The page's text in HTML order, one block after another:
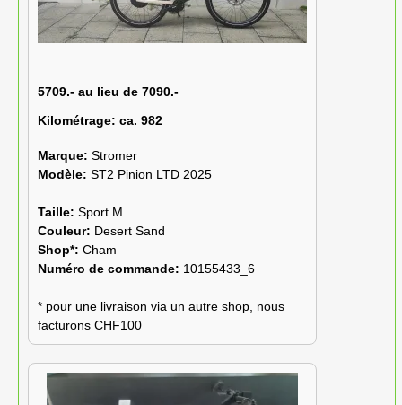
5709.- au lieu de 7090.-
Kilométrage: ca. 982
Marque: Stromer
Modèle: ST2 Pinion LTD 2025
Taille: Sport M
Couleur: Desert Sand
Shop*: Cham
Numéro de commande: 10155433_6
* pour une livraison via un autre shop, nous
facturons CHF100